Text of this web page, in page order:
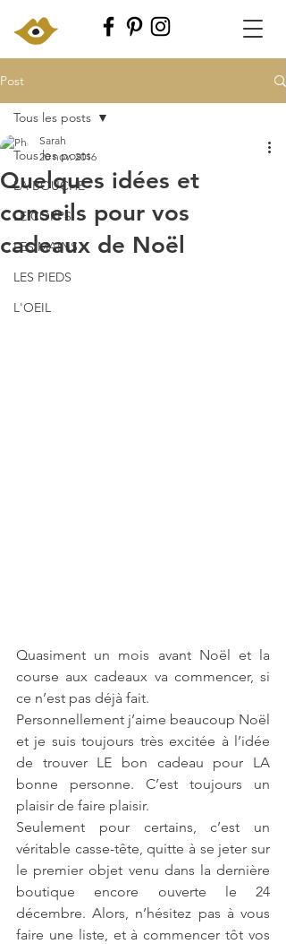
Post
Tous les posts
LA BOUCHE
LE CORPS
LES MAINS
LES PIEDS
L'OEIL
Tous les posts
Quelques idées et
conseils pour vos
cadeaux de Noël
Sarah
20 nov. 2016
Quasiment un mois avant Noël et la
course aux cadeaux va commencer, si
ce n’est pas déjà fait.
Personnellement j’aime beaucoup Noël
et je suis toujours très excitée à l’idée
de trouver LE bon cadeau pour LA
bonne personne. C’est toujours un
plaisir de faire plaisir.
Seulement pour certains, c’est un
véritable casse-tête, quitte à se jeter sur
le premier objet venu dans la dernière
boutique encore ouverte le 24
décembre. Alors, n’hésitez pas à vous
faire une liste, et à commencer tôt vos